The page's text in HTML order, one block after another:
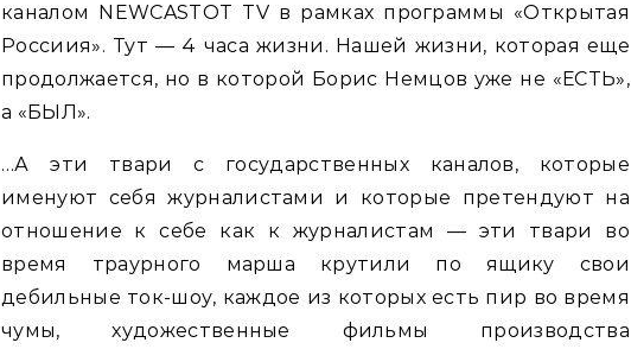
каналом NEWCASTOT TV в рамках программы «Открытая
Россиия». Тут — 4 часа жизни. Нашей жизни, которая еще
продолжается, но в которой Борис Немцов уже не «ЕСТЬ»,
а «БЫЛ».
…А эти твари с государственных каналов, которые
именуют себя журналистами и которые претендуют на
отношение к себе как к журналистам — эти твари во
время траурного марша крутили по ящику свои
дебильные ток-шоу, каждое из которых есть пир во время
чумы, художественные фильмы производства